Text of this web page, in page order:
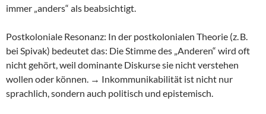
immer „anders“ als beabsichtigt.
Postkoloniale Resonanz: In der postkolonialen Theorie (z. B.
bei Spivak) bedeutet das: Die Stimme des „Anderen“ wird oft
nicht gehört, weil dominante Diskurse sie nicht verstehen
wollen oder können. → Inkommunikabilität ist nicht nur
sprachlich, sondern auch politisch und epistemisch.